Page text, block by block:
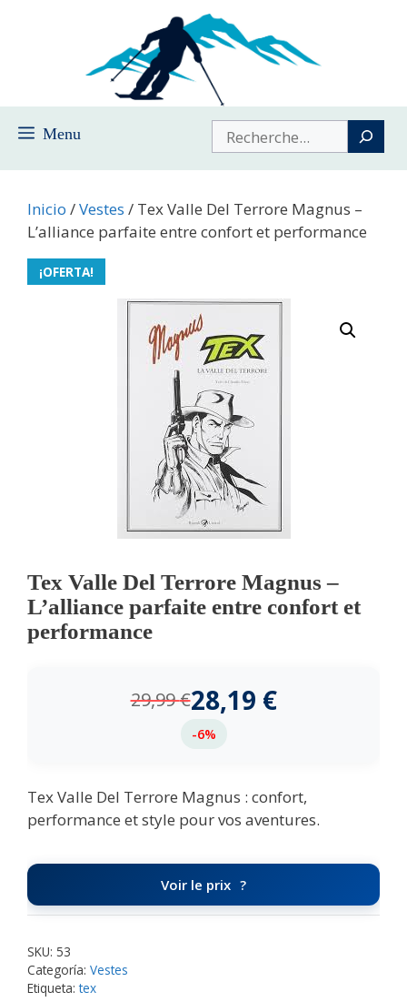
Menu Buscar
Inicio /Vestes / Tex Valle Del Terrore Magnus –
L’alliance parfaite entre confort et performance
¡OFERTA!
Tex Valle Del Terrore Magnus –
L’alliance parfaite entre confort et
performance
29,99€28,19 €
-6%
Tex Valle Del Terrore Magnus : confort,
performance et style pour vos aventures.
Voir le prix
SKU: 53
Categoría: Vestes
Etiqueta:tex